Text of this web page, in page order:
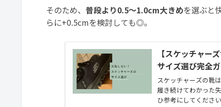
そのため、 普段より0.5〜1.0cm大きめを選ぶと
らに+0.5cmを検討しても◎。
【スケッチャー
サイズ選び完全
スケッチャーズの靴
履き続けてわかった
ひ参考にしてください